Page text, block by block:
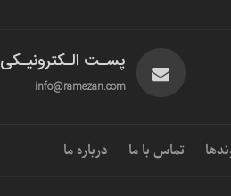
پسـت الـکترونیـکی
info@ramezan.com
تماس با ما درباره ما